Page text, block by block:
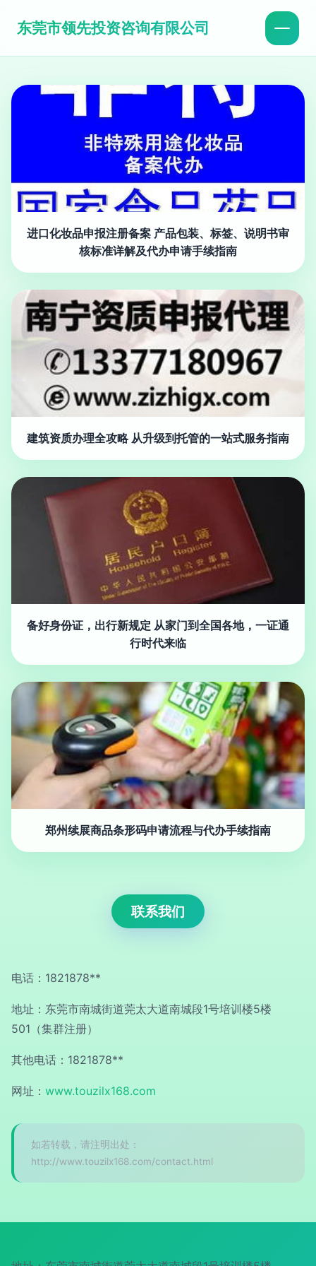
东莞市领先投资咨询有限公司
进口化妆品申报注册备案 产品包装、标签、说明书审
核标准详解及代办申请手续指南
建筑资质办理全攻略 从升级到托管的一站式服务指南
备好身份证，出行新规定 从家门到全国各地，一证通
行时代来临
郑州续展商品条形码申请流程与代办手续指南
联系我们
电话：1821878**
地址：东莞市南城街道莞太大道南城段1号培训楼5楼
501（集群注册）
其他电话：1821878**
网址： www.touzilx168.com
如若转载，请注明出处：
http://www.touzilx168.com/contact.html